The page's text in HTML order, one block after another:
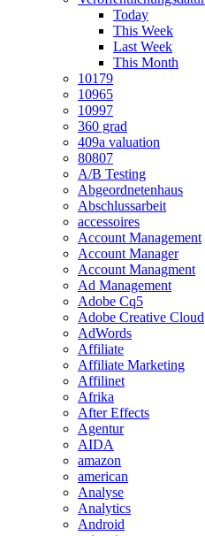
Today
This Week
Last Week
This Month
10179
10965
10997
360 grad
409a valuation
80807
A/B Testing
Abgeordnetenhaus
Abschlussarbeit
accessoires
Account Management
Account Manager
Account Managment
Ad Management
Adobe Cq5
Adobe Creative Cloud
AdWords
Affiliate
Affiliate Marketing
Affilinet
Afrika
After Effects
Agentur
AIDA
amazon
american
Analyse
Analytics
Android